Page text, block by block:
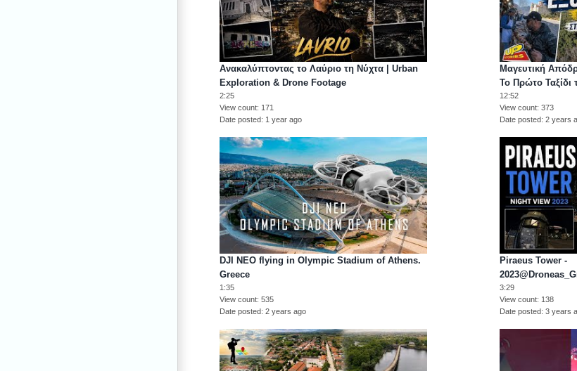
Ανακαλύπτοντας το Λαύριο τη Νύχτα | Urban
Exploration & Drone Footage
2:25
View count 171
Date posted 1 year ago
Μαγευτική
Το Πρώτο Ταξίδι
12:52
View count 373
Date posted 2 years
DJI NEO flying in Olympic Stadium of Athens.
Greece
1:35
View count 535
Date posted 2 years ago
Piraeus Tower -
2023@
3:29
View count 138
Date posted 3 years